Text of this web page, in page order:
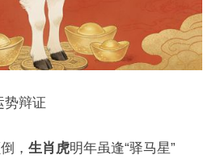
势辩证
， 生肖虎明年虽逢“驿马星”